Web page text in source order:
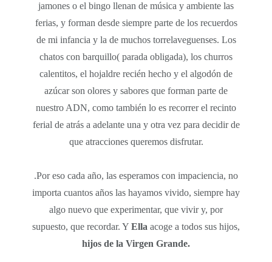
jamones o el bingo llenan de música y ambiente las
ferias, y forman desde siempre parte de los recuerdos
de mi infancia y la de muchos torrelaveguenses. Los
chatos con barquillo( parada obligada), los churros
calentitos, el hojaldre recién hecho y el algodón de
azúcar son olores y sabores que forman parte de
nuestro ADN, como también lo es recorrer el recinto
ferial de atrás a adelante una y otra vez para decidir de
que atracciones queremos disfrutar.
.Por eso cada año, las esperamos con impaciencia, no
importa cuantos años las hayamos vivido, siempre hay
algo nuevo que experimentar, que vivir y, por
supuesto, que recordar. Y Ella acoge a todos sus hijos,
hijos de la Virgen Grande.